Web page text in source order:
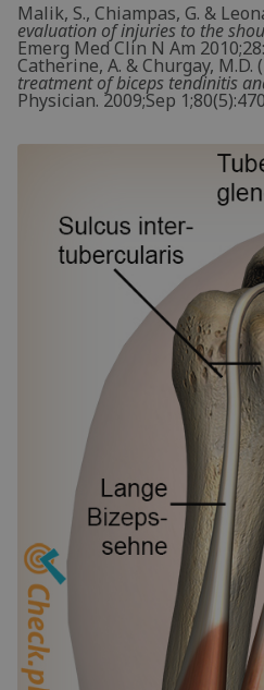
Malik, S., Chiampas, G. &
evaluation of injuries to the
Emerg Med Clin N Am
Catherine, A. & Churgay, M.D.
treatment of biceps tendinitis
Physician. 2009;Sep